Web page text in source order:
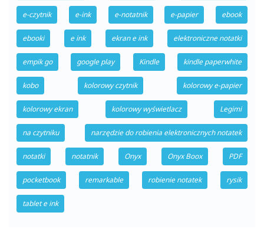
e-czytnik e-ink e-notatnik e-papier ebook
ebooki e ink ekran e ink elektroniczne notatki
empik go google play Kindle kindle paperwhite
kobo kolorowy czytnik kolorowy e-papier
kolorowy ekran kolorowy wyświetlacz Legimi
na czytniku narzędzie do robienia elektronicznych notatek
notatki notatnik Onyx Onyx Boox PDF
pocketbook remarkable robienie notatek rysik
tablet e ink